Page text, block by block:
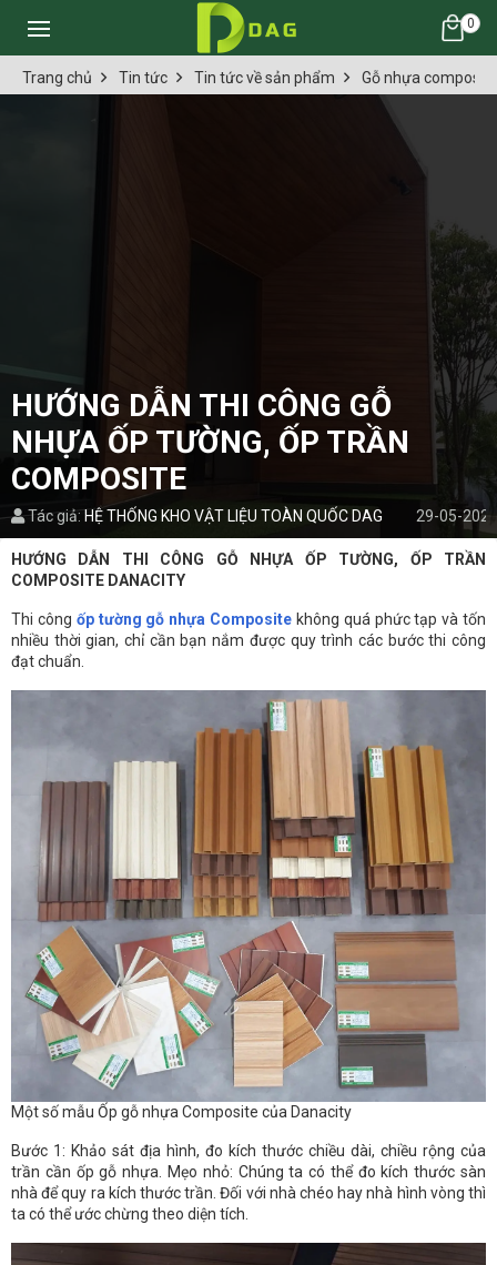
0
Trang chủ Tin tức Tin tức về sản phẩm Gỗ nhựa composite
HƯỚNG DẪN THI CÔNG GỖ
NHỰA ỐP TƯỜNG, ỐP TRẦN
COMPOSITE
Tác giả:HỆ THỐNG KHO VẬT LIỆU TOÀN QUỐC DAG 29-05-
HƯỚNG DẪN THI CÔNG GỖ NHỰA ỐP TƯỜNG, ỐP TRẦN
COMPOSITE DANACITY
Thi công ốp tường gỗ nhựa Composite không quá phức tạp và tốn
nhiều thời gian, chỉ cần bạn nắm được quy trình các bước thi công
đạt chuẩn.
Một số mẫu Ốp gỗ nhựa Composite của Danacity
Bước 1: Khảo sát địa hình, đo kích thước chiều dài, chiều rộng của
trần cần ốp gỗ nhựa. Mẹo nhỏ: Chúng ta có thể đo kích thước sàn
nhà để quy ra kích thước trần. Đối với nhà chéo hay nhà hình vòng thì
ta có thể ước chừng theo diện tích.